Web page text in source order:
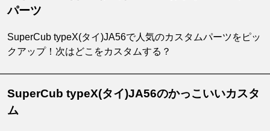
パーツ
SuperCub typeX(タイ)JA56で人気のカスタムパーツをピッ
クアップ！次はどこをカスタムする？
SuperCub typeX(タイ)JA56のかっこいいカスタ
ム